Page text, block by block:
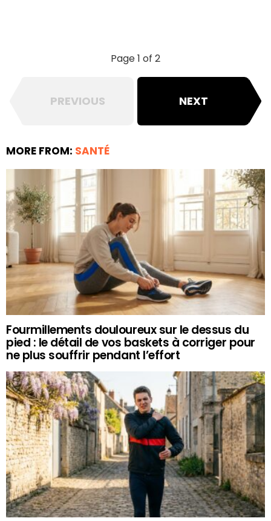
Page 1 of 2
PREVIOUS NEXT
MORE FROM: SANTÉ
Fourmillements douloureux sur le dessus du
pied : le détail de vos baskets à corriger pour
ne plus souffrir pendant l’effort